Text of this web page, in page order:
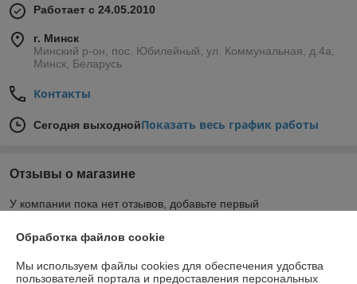
Работает с 24.05.2010
г. Минск
Минский р-он, пос. Юбилейный, ул. Коммунальная, д.4а,
Минск, Беларусь
Контакты
Сегодня выходнойПоказать весь график работы
Отзывы о магазине
У компании пока нет отзывов, добавьте первый
Обработка файлов cookie
Мы используем файлы cookies для обеспечения удобства
пользователей портала и предоставления персональных